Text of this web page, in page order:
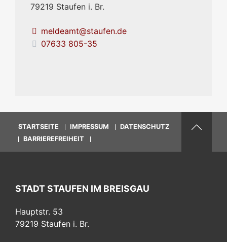
79219 Staufen i. Br.
meldeamt@staufen.de
07633 805-35
STARTSEITE IMPRESSUM
DATENSCHUTZ
BARRIEREFREIHEIT
STADT STAUFEN IM BREISGAU
Hauptstr. 53
79219 Staufen i. Br.